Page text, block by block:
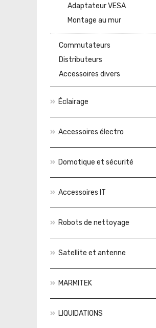
Adaptateur VESA
Montage au mur
Commutateurs
Distributeurs
Accessoires divers
Éclairage
Accessoires électro
Domotique et sécurité
Accessoires IT
Robots de nettoyage
Satellite et antenne
MARMITEK
LIQUIDATIONS